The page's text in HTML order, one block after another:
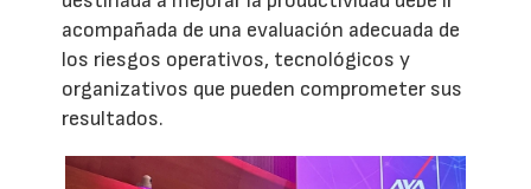
acompañada de una evaluación adecuada de
los riesgos operativos, tecnológicos y
organizativos que pueden comprometer sus
resultados.